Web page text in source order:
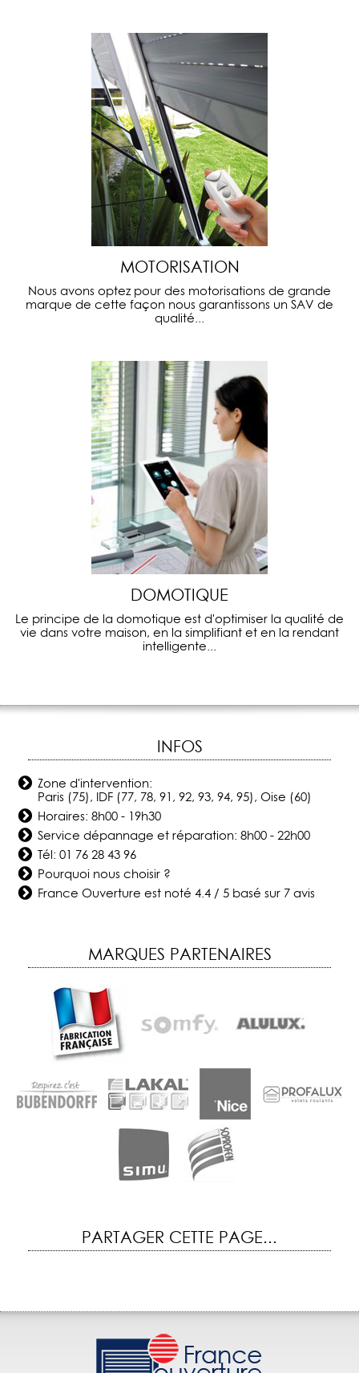
MOTORISATION
Nous avons optez pour des motorisations de grande
marque de cette façon nous garantissons un SAV de
qualité...
DOMOTIQUE
Le principe de la domotique est d'optimiser la qualité de
vie dans votre maison, en la simplifiant et en la rendant
intelligente...
INFOS
Zone d'intervention:
Paris (75), IDF (77, 78, 91, 92, 93, 94, 95), Oise (60)
Horaires: 8h00 - 19h30
Service dépannage et réparation: 8h00 - 22h00
Tél:01 76 28 43 96
Pourquoi nous choisir ?
France Ouverture est noté4.4 /5 basé sur 7avis
MARQUES PARTENAIRES
PARTAGER CETTE PAGE...